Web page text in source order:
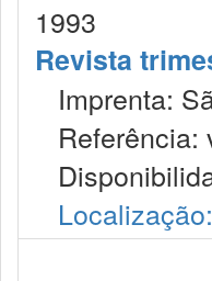
1993
Revista
Imprenta:
Referência:
Localização: